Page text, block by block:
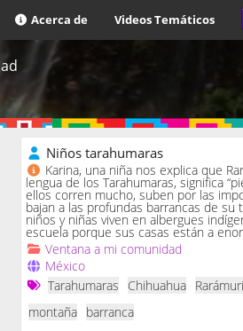
Acerca de Videos Temáticos
Niños tarahumaras
Karina, una niña nos explica que
lengua de los Tarahumaras, significa
ellos corren mucho, suben por las
bajan a las profundas barrancas de su
niños y niñas viven en albergues
escuela porque sus casas están a
Ventana a mi comunidad
México
Tarahumaras
Chihuahua Rarámuri
montaña barranca